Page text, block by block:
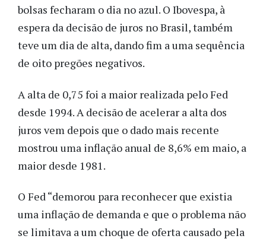
bolsas fecharam o dia no azul. O Ibovespa, à
espera da decisão de juros no Brasil, também
teve um dia de alta, dando fim a uma sequência
de oito pregões negativos.
A alta de 0,75 foi a maior realizada pelo Fed
desde 1994. A decisão de acelerar a alta dos
juros vem depois que o dado mais recente
mostrou uma inflação anual de 8,6% em maio, a
maior desde 1981.
O Fed “demorou para reconhecer que existia
uma inflação de demanda e que o problema não
se limitava a um choque de oferta causado pela